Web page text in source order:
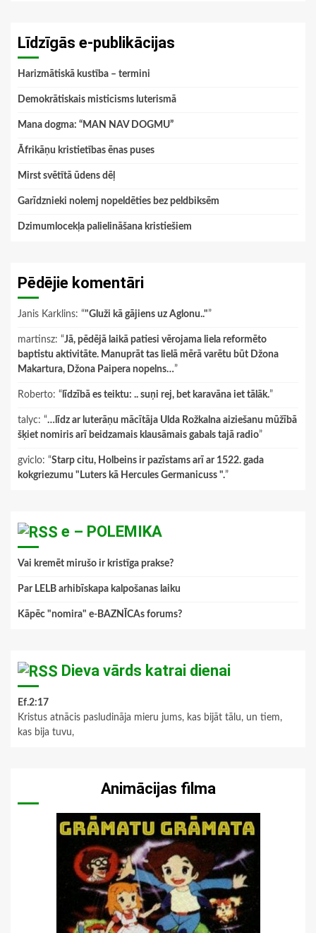
Līdzīgās e-publikācijas
Harizmātiskā kustība – termini
Demokrātiskais misticisms luterismā
Mana dogma: “MAN NAV DOGMU”
Āfrikāņu kristietības ēnas puses
Mirst svētītā ūdens dēļ
Garīdznieki nolemj nopeldēties bez peldbiksēm
Dzimumlocekļa palielināšana kristiešiem
Pēdējie komentāri
Janis Karklins: “"Gluži kā gājiens uz Aglonu.."”
martinsz: “Jā, pēdējā laikā patiesi vērojama liela reformēto
baptistu aktivitāte. Manuprāt tas lielā mērā varētu būt Džona
Makartura, Džona Paipera nopelns…”
Roberto: “ līdzībā es teiktu: .. suņi rej, bet karavāna iet tālāk.”
talyc: “…līdz ar luterāņu mācītāja Ulda Rožkalna aiziešanu mūžībā
šķiet nomiris arī beidzamais klausāmais gabals tajā radio”
gviclo: “Starp citu, Holbeins ir pazīstams arī ar 1522. gada
kokgriezumu "Luters kā Hercules Germanicuss ".”
e – POLEMIKA
Vai kremēt mirušo ir kristīga prakse?
Par LELB arhibīskapa kalpošanas laiku
Kāpēc "nomira" e-BAZNĪCAs forums?
Dieva vārds katrai dienai
Ef.2:17
Kristus atnācis pasludināja mieru jums, kas bijāt tālu, un tiem,
kas bija tuvu,
Animācijas filma